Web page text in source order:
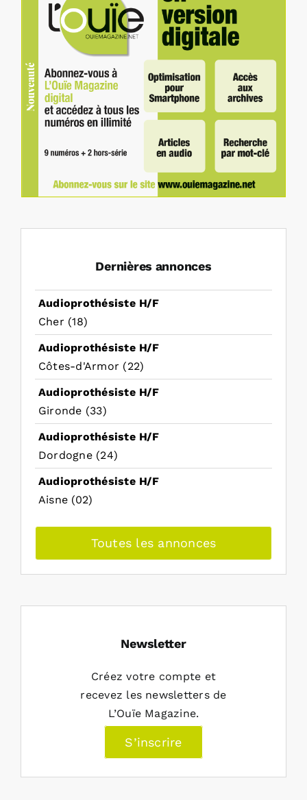
Dernières annonces
Audioprothésiste H/F
Cher (18)
Audioprothésiste H/F
Côtes-d'Armor (22)
Audioprothésiste H/F
Gironde (33)
Audioprothésiste H/F
Dordogne (24)
Audioprothésiste H/F
Aisne (02)
Toutes les annonces
Newsletter
Créez votre compte et
recevez les newsletters de
L’Ouïe Magazine.
S’inscrire